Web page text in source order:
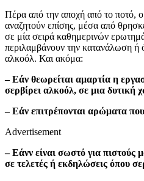
Πέρα από την αποχή από το ποτό,
αναζητούν επίσης, μέσα από
σε μία σειρά καθημερινών
περιλαμβάνουν την κατανάλωση ή
αλκοόλ. Και ακόμα:
– Εάν θεωρείται αμαρτία η
σερβίρει αλκοόλ, σε μια δυτική
– Εάν επιτρέπονται αρώματα
Advertisement
– Εάνν είναι σωστό για πιστούς
σε τελετές ή εκδηλώσεις όπου